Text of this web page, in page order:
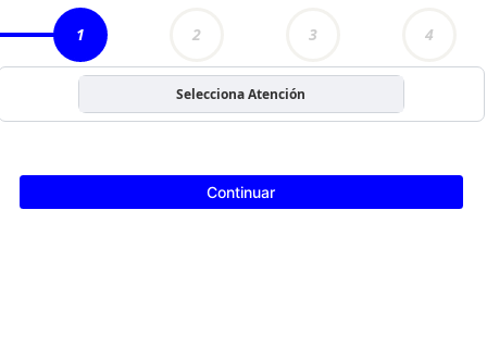
1 2 3 4
Selecciona Atención
Continuar